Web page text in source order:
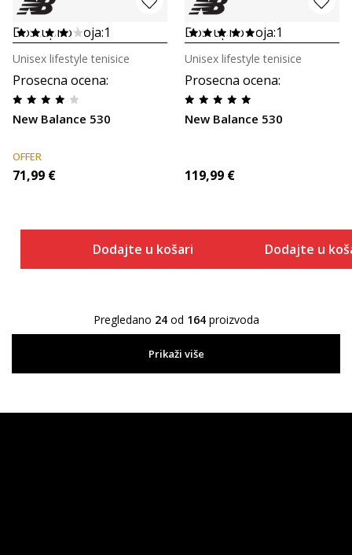
Dostupno boja:1
Prosecna ocena:
New Balance 530
Unisex lifestyle tenisice
OFFER
71,99 €
Dodajte u košaricu
Dostupno boja:1
Prosecna ocena:
New Balance 530
Unisex lifestyle tenisice
119,99 €
Dodajte u
Pregledano 24od 164proizvoda
Prikaži više